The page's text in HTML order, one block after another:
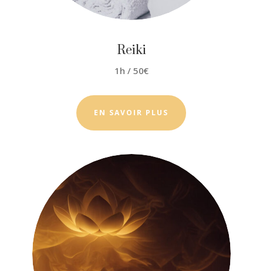
Reiki
1h / 50€
EN SAVOIR PLUS